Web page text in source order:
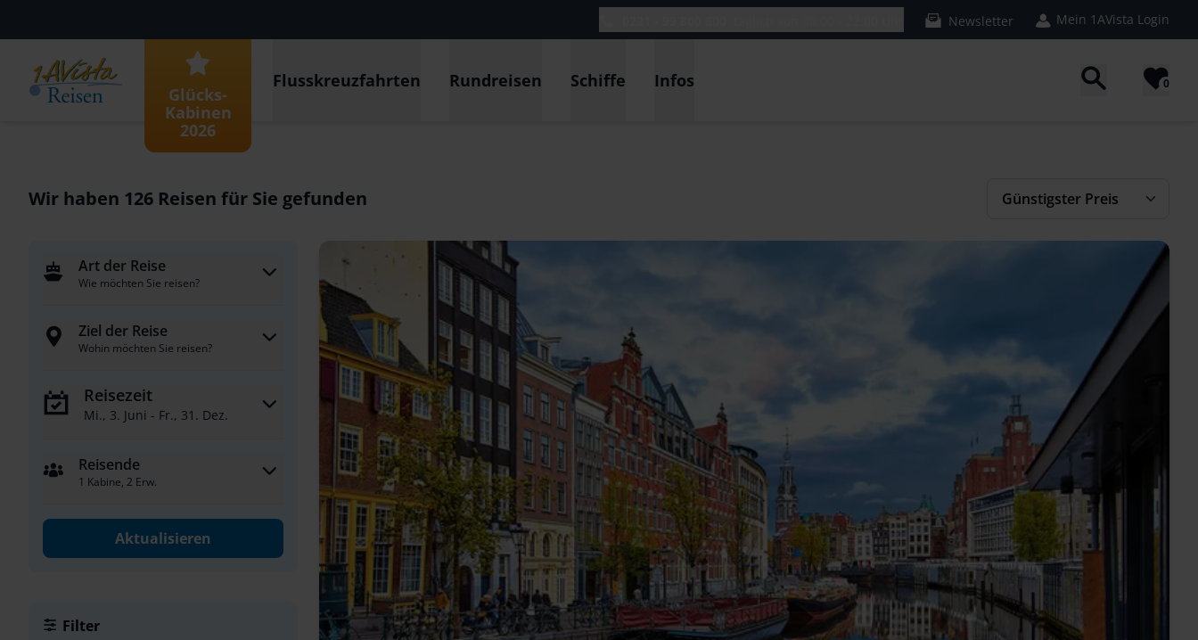
Newsletter Mein 1AVista Login
Glücks-
Kabinen
2026
Flusskreuzfahrten Rundreisen Schiffe Infos 0
Wir haben 126 Reisen für Sie gefunden
Art der Reise
Wie möchten Sie reisen?
Ziel der Reise
Wohin möchten Sie reisen?
Reisezeit
Mi., 3. Juni - Fr., 31. Dez.
Reisende
1 Kabine, 2 Erw.
Aktualisieren
Filter